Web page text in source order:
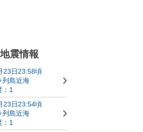
震情報
23日23:58頃
列島近海
：1
23日23:54頃
列島近海
：1